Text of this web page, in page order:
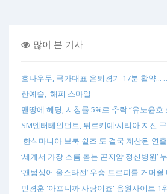
많이 본 기사
호나우두, 국가대표 은퇴경기 17분 활약...
한예슬, '해피 스마일'
맨땅에 헤딩, 시청률 5%로 추락 “유노윤호
SM엔터테인먼트, 튀르키예·시리아 지진
'한식마니아 브룩 쉴즈'도 결국 계산된 연
‘세계서 가장 소름 돋는 곤지암 정신병원’
‘팬텀싱어 올스타전’ 우승 트로피를 거머
민경훈 '아프니까 사랑이죠' 음원사이트 1